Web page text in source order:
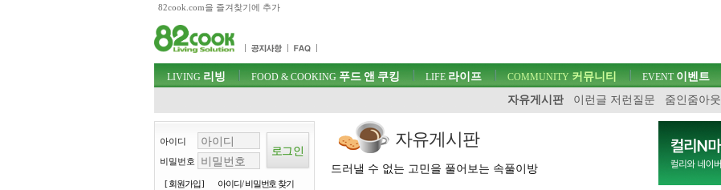
82cook.com을 즐겨찾기에 추가
주메뉴 바로가기
컨텐츠 바로가기
검색 바로가기
로그인 바로가기
주메뉴
LIVING 리빙 FOOD & COOKING 푸드 앤 쿠킹 LIFE 라이프 COMMUNITY 커뮤니티
자유게시판
이런글 저런질문 줌인줌아웃
EVENT이벤트
아이디
비밀번호
[ 회원가입 ] 아이디/ 비밀번호 찾기
자유게시판
드러낼 수 없는 고민을 풀어보는 속풀이방